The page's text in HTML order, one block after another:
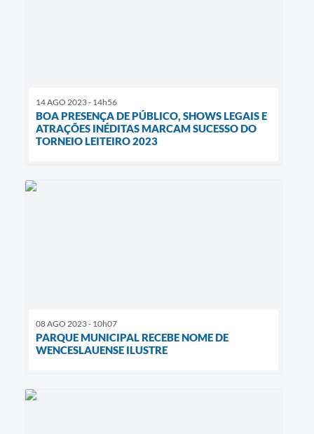
14 AGO 2023 - 14h56
BOA PRESENÇA DE PÚBLICO, SHOWS LEGAIS E
ATRAÇÕES INÉDITAS MARCAM SUCESSO DO
TORNEIO LEITEIRO 2023
08 AGO 2023 - 10h07
PARQUE MUNICIPAL RECEBE NOME DE
WENCESLAUENSE ILUSTRE